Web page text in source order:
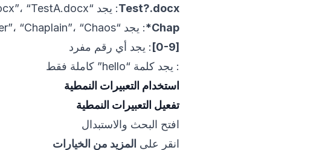
Test?.docx: يجد “Test1.docx”، “TestA.docx”، إلخ.
Chap*
: يجد “Chapter”، “Chaplain”، “Chaos”، إلخ.
[0-9]
: يجد أي رقم مفرد
: يجد كلمة “hello” كاملة فقط
استخدام التعبيرات النمطية
تفعيل التعبيرات النمطية
افتح البحث والاستبدال
انقر على المزيد من الخيارات